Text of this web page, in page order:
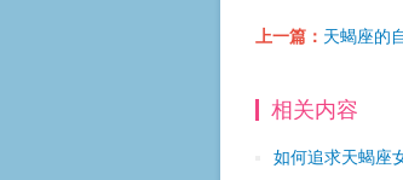
上一篇： 天蝎座的
相关内容
如何追求天蝎座